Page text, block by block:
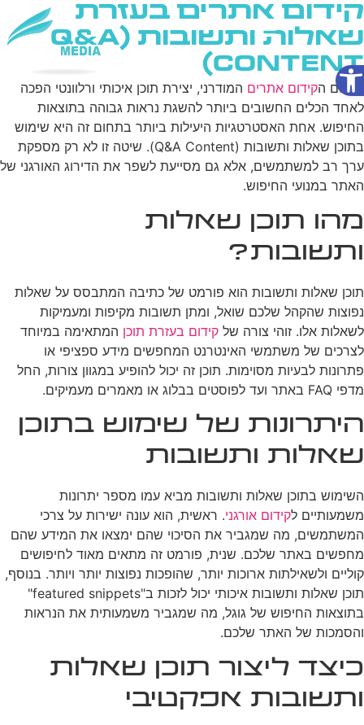
פתח סרגל נגישות
קידום אתרים בעזרת
שאלות ותשובות (Q&A
Content)
בעולם הקידום אתרים המודרני, יצירת תוכן איכותי ורלוונטי הפכה
לאחד הכלים החשובים ביותר להשגת נראות גבוהה בתוצאות
החיפוש. אחת האסטרטגיות היעילות ביותר בתחום זה היא שימוש
בתוכן שאלות ותשובות (Q&A Content). שיטה זו לא רק מספקת
ערך רב למשתמשים, אלא גם מסייעת לשפר את הדירוג האורגני של
האתר במנועי החיפוש.
מהו תוכן שאלות
ותשובות?
תוכן שאלות ותשובות הוא פורמט של כתיבה המתבסס על שאלות
נפוצות שהקהל שלכם שואל, ומתן תשובות מקיפות ומעמיקות
לשאלות אלו. זוהי צורה של קידום בעזרת תוכן המתאימה במיוחד
לצרכים של משתמשי האינטרנט המחפשים מידע ספציפי או
פתרונות לבעיות מסוימות. תוכן זה יכול להופיע במגוון צורות, החל
מדפי FAQ באתר ועד לפוסטים בבלוג או מאמרים מעמיקים.
היתרונות של שימוש בתוכן
שאלות ותשובות
השימוש בתוכן שאלות ותשובות מביא עמו מספר יתרונות
משמעותיים לקידום אורגני. ראשית, הוא עונה ישירות על צרכי
המשתמשים, מה שמגביר את הסיכוי שהם ימצאו את המידע שהם
מחפשים באתר שלכם. שנית, פורמט זה מתאים מאוד לחיפושים
קוליים ולשאילתות ארוכות יותר, שהופכות נפוצות יותר ויותר. בנוסף,
תוכן שאלות ותשובות איכותי יכול לזכות ב"featured snippets"
בתוצאות החיפוש של גוגל, מה שמגביר משמעותית את הנראות
והסמכות של האתר שלכם.
כיצד ליצור תוכן שאלות
ותשובות אפקטיבי